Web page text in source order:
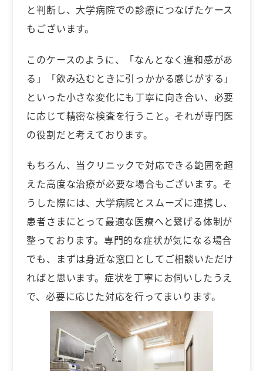
と判断し、大学病院での診療につなげたケース
もございます。
このケースのように、「なんとなく違和感があ
る」「飲み込むときに引っかかる感じがする」
といった小さな変化にも丁寧に向き合い、必要
に応じて精密な検査を行うこと。それが専門医
の役割だと考えております。
もちろん、当クリニックで対応できる範囲を超
えた高度な治療が必要な場合もございます。そ
うした際には、大学病院とスムーズに連携し、
患者さまにとって最適な医療へと繋げる体制が
整っております。専門的な症状が気になる場合
でも、まずは身近な窓口としてご相談いただけ
ればと思います。症状を丁寧にお伺いしたうえ
で、必要に応じた対応を行ってまいります。